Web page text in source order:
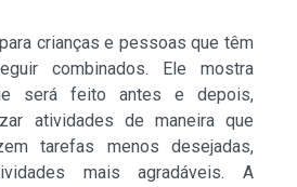
crianças e pessoas que têm
combinados. Ele mostra
será feito antes e depois,
atividades de maneira que
tarefas menos desejadas,
mais agradáveis. A